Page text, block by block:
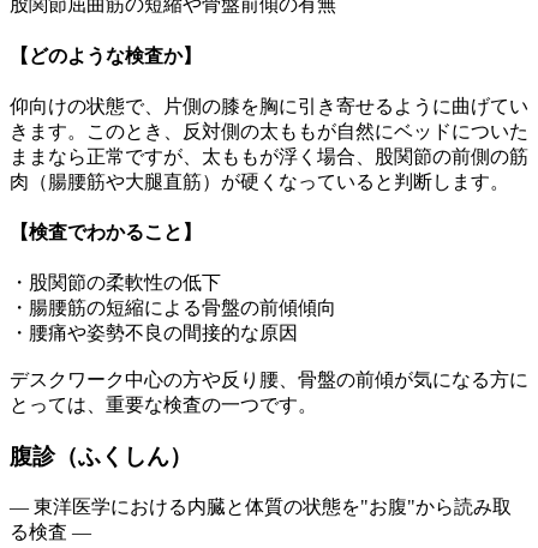
股関節屈曲筋の短縮や骨盤前傾の有無
【どのような検査か】
仰向けの状態で、片側の膝を胸に引き寄せるように曲げてい
きます。このとき、反対側の太ももが自然にベッドについた
ままなら正常ですが、太ももが浮く場合、股関節の前側の筋
肉（腸腰筋や大腿直筋）が硬くなっていると判断します。
【検査でわかること】
・股関節の柔軟性の低下
・腸腰筋の短縮による骨盤の前傾傾向
・腰痛や姿勢不良の間接的な原因
デスクワーク中心の方や反り腰、骨盤の前傾が気になる方に
とっては、重要な検査の一つです。
腹診（ふくしん）
― 東洋医学における内臓と体質の状態を"お腹"から読み取
る検査 ―